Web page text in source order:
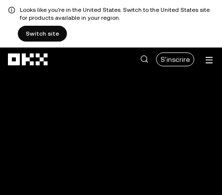
Looks like you're in the United States. Switch to the United States site
for products available in your region.
Switch site
S'inscrire